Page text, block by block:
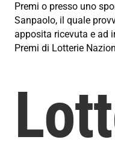
Premi o presso uno
Sanpaolo, il quale
apposita ricevuta e ad
Premi di Lotterie